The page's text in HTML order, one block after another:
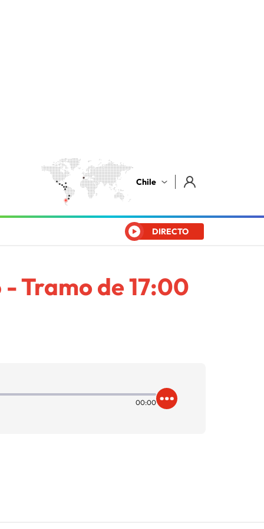
Chile
DIRECTO
Tramo de 17:00
00:00